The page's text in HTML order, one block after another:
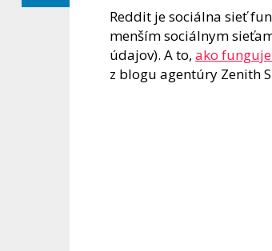
Reddit je sociálna sieť
menším sociálnym
údajov). A to, ako
z blogu agentúry Zenith